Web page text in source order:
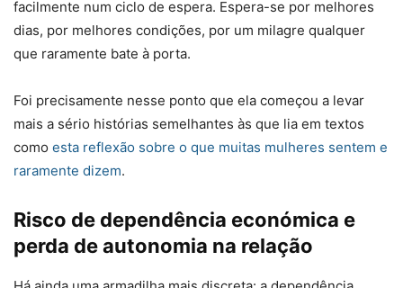
facilmente num ciclo de espera. Espera-se por melhores
dias, por melhores condições, por um milagre qualquer
que raramente bate à porta.
Foi precisamente nesse ponto que ela começou a levar
mais a sério histórias semelhantes às que lia em textos
como esta reflexão sobre o que muitas mulheres sentem e
raramente dizem.
Risco de dependência económica e
perda de autonomia na relação